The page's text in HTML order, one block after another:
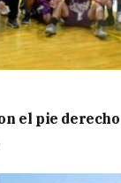
el pie